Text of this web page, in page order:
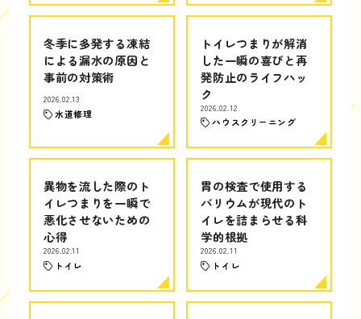
冬季に多発する凍結
による漏水の原因と
事前の対策術
2026.02.13
水道修理
トイレつまりが解消
した一瞬の喜びと再
発防止のライフハッ
ク
2026.02.12
ハウスクリーニング
異物を流した際のト
イレつまりを一瞬で
悪化させないための
心得
2026.02.11
トイレ
胃の検査で使用する
バリウムが現代のト
イレを詰まらせる科
学的根拠
2026.02.11
トイレ